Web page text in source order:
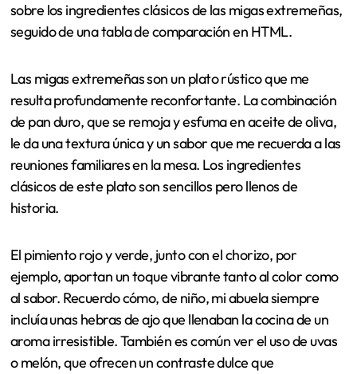
sobre los ingredientes clásicos de las migas extremeñas,
seguido de una tabla de comparación en HTML.
Las migas extremeñas son un plato rústico que me
resulta profundamente reconfortante. La combinación
de pan duro, que se remoja y esfuma en aceite de oliva,
le da una textura única y un sabor que me recuerda a las
reuniones familiares en la mesa. Los ingredientes
clásicos de este plato son sencillos pero llenos de
historia.
El pimiento rojo y verde, junto con el chorizo, por
ejemplo, aportan un toque vibrante tanto al color como
al sabor. Recuerdo cómo, de niño, mi abuela siempre
incluía unas hebras de ajo que llenaban la cocina de un
aroma irresistible. También es común ver el uso de uvas
o melón, que ofrecen un contraste dulce que